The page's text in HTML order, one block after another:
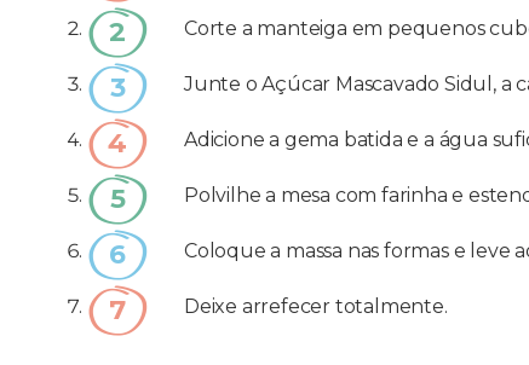
Corte a manteiga em pequenos
Junte o Açúcar Mascavado Sidul, a
Adicione a gema batida e a água
Polvilhe a mesa com farinha e
Coloque a massa nas formas e
Deixe arrefecer totalmente.